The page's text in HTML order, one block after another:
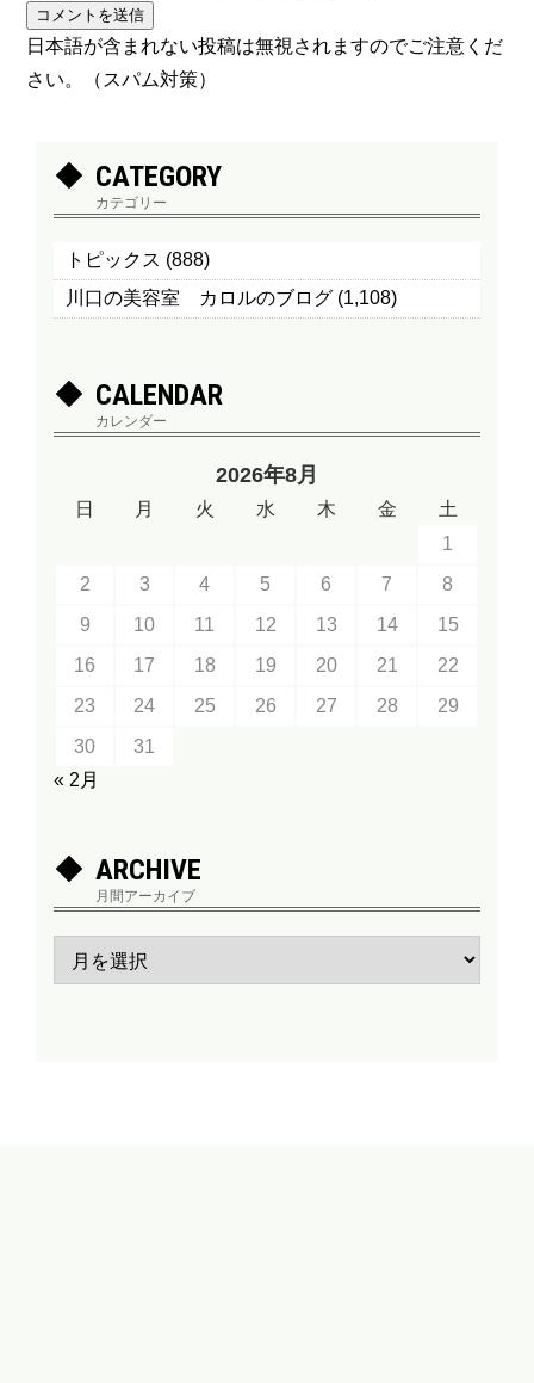
日本語が含まれない投稿は無視されますのでご注意くだ
さい。（スパム対策）
CATEGORY
カテゴリー
トピックス (888)
川口の美容室 カロルのブログ (1,108)
CALENDAR
カレンダー
2026年8月
日 月 火 水 木 金
土
1
2
3 4 5 6 7
8
9
10 11 12 13 14
15
16
17 18 19 20 21
22
23
24 25 26 27 28
29
30
31
« 2月
ARCHIVE
月間アーカイブ